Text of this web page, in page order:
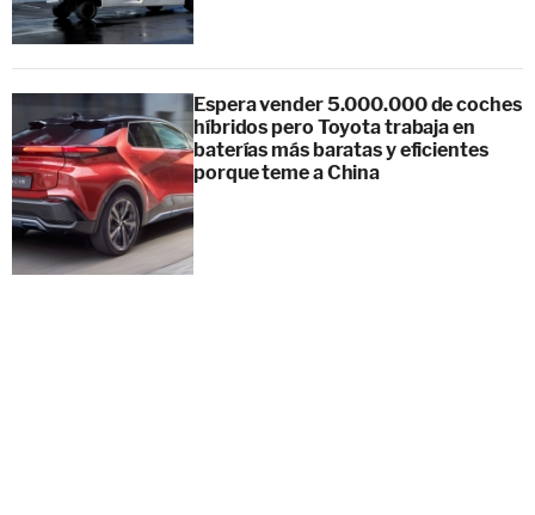
Espera vender 5.000.000 de coches
híbridos pero Toyota trabaja en
baterías más baratas y eficientes
porque teme a China